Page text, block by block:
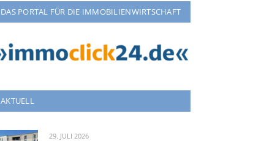
DAS PORTAL FÜR DIE IMMOBILIENWIRTSCHAFT
AKTUELL
29. JULI 2026